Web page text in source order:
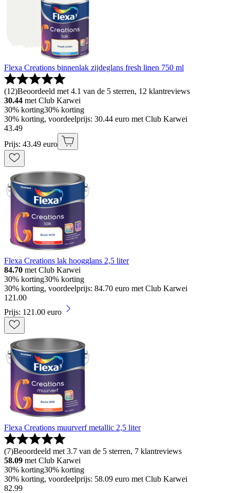
Flexa Creations binnenlak zijdeglans fresh linen 750 ml
(12)Beoordeeld met 4.1 van de 5 sterren, 12 klantreviews
30.44 met Club Karwei
30% korting30% korting
30% korting, voordeelprijs: 30.44 euro met Club Karwei
43.49
Prijs: 43.49 euro
Flexa Creations lak hoogglans 2,5 liter
84.70 met Club Karwei
30% korting30% korting
30% korting, voordeelprijs: 84.70 euro met Club Karwei
121 .00
Prijs: 121.00 euro
Flexa Creations muurverf metallic 2,5 liter
(7)Beoordeeld met 3.7 van de 5 sterren, 7 klantreviews
58.09 met Club Karwei
30% korting30% korting
30% korting, voordeelprijs: 58.09 euro met Club Karwei
82.99